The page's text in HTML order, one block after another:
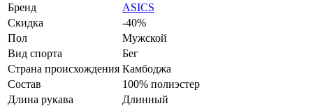
Бренд
ASICS
Скидка
-40%
Пол
Мужской
Вид спорта
Бег
Страна происхождения Камбоджа
Состав
100% полиэстер
Длина рукава
Длинный